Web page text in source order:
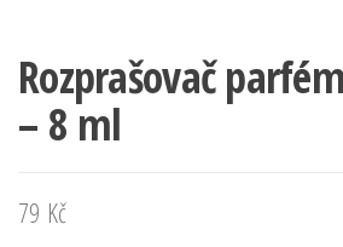
Rozprašovač
– 8 ml
79 Kč